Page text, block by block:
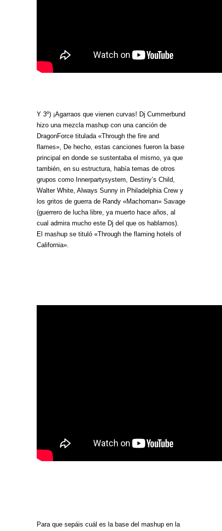
Y 3º) ¡Agarraos que vienen curvas! Dj Cummerbund
hizo una mezcla mashup con una canción de
DragonForce titulada «Through the fire and
flames», De hecho, estas canciones fueron la base
principal en donde se sustentaba el mismo, ya que
también, en su estructura, había temas de otros
grupos como Innerpartysystem, Destiny’s Child,
Walter White, Always Sunny in Philadelphia Crew y
los gritos de guerra de Randy «Machoman» Savage
(guerrero de lucha libre, ya muerto hace años, al
cual admira mucho este Dj del que os hablamos).
El mashup se tituló «Through the flaming hotels of
California».
Para que sepáis cuál es la base del mashup en la